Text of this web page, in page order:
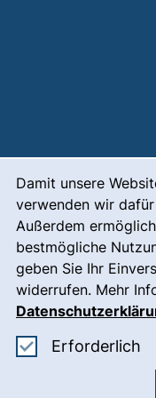
Damit unsere
verwenden wir dafür
Außerdem
bestmögliche
geben Sie Ihr
widerrufen. Mehr
Erforderlich